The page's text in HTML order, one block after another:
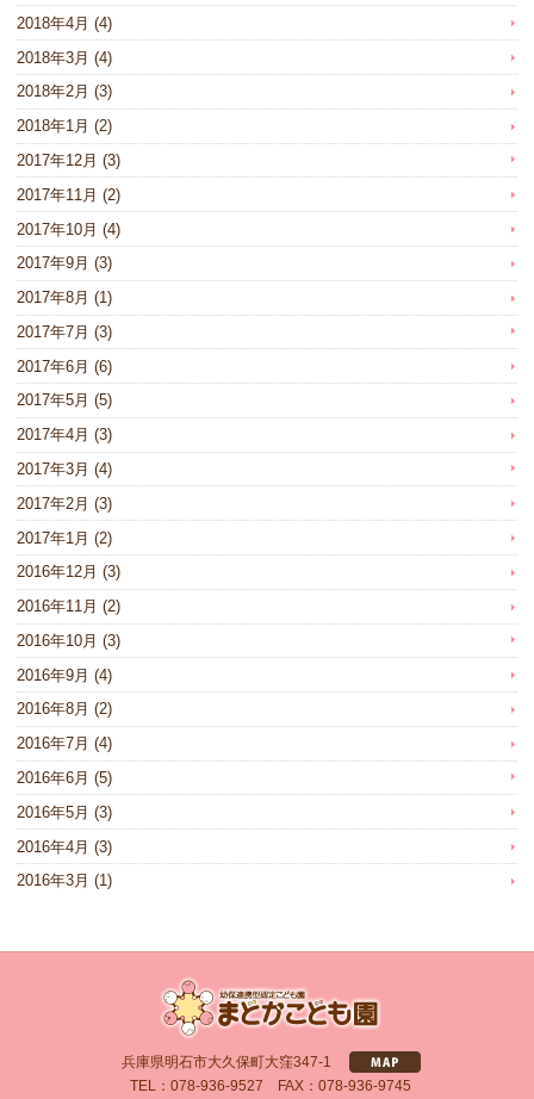
2018年4月 (4)
2018年3月 (4)
2018年2月 (3)
2018年1月 (2)
2017年12月 (3)
2017年11月 (2)
2017年10月 (4)
2017年9月 (3)
2017年8月 (1)
2017年7月 (3)
2017年6月 (6)
2017年5月 (5)
2017年4月 (3)
2017年3月 (4)
2017年2月 (3)
2017年1月 (2)
2016年12月 (3)
2016年11月 (2)
2016年10月 (3)
2016年9月 (4)
2016年8月 (2)
2016年7月 (4)
2016年6月 (5)
2016年5月 (3)
2016年4月 (3)
2016年3月 (1)
兵庫県明石市大久保町大窪347-1
TEL：078-936-9527 FAX：078-936-9745